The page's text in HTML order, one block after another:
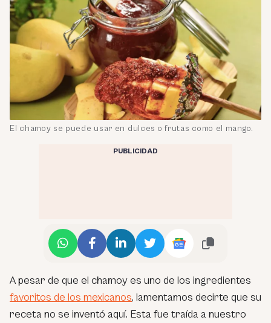
El chamoy se puede usar en dulces o frutas como el mango.
PUBLICIDAD
A pesar de que el chamoy es uno de los ingredientes
favoritos de los mexicanos, lamentamos decirte que su
receta no se inventó aquí. Esta fue traída a nuestro